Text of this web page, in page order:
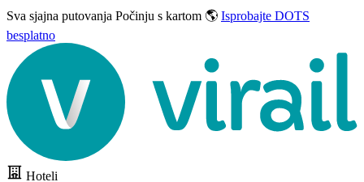
Sva sjajna putovanja Počinju s kartom 🌎 Isprobajte DOTS
besplatno
Hoteli